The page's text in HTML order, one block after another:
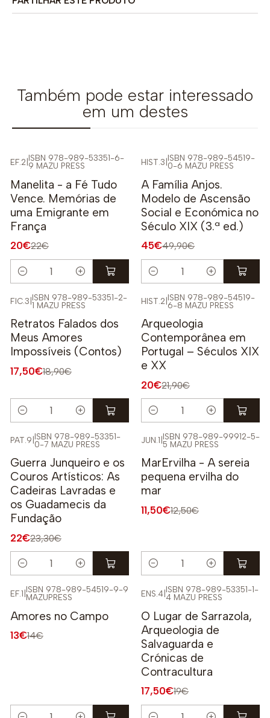
Também pode estar interessado
em um destes
EF.2 ISBN 978-989-53351-6-
9 MAZU PRESS
Manelita - a Fé Tudo
Vence. Memórias de
uma Emigrante em
França
20€22€
Quantidade
HIST.3 ISBN 978-989-54519-
0-6 MAZU PRESS
A Família Anjos.
Modelo de Ascensão
Social e Económica no
Século XIX (3.ª ed.)
45€49,90€
Quantidade
FIC.3 ISBN 978-989-53351-2-
1 MAZU PRESS
Retratos Falados dos
Meus Amores
Impossíveis (Contos)
17,50€18,90€
Quantidade
HIST.2 ISBN 978-989-54519-
6-8 MAZU PRESS
Arqueologia
Contemporânea em
Portugal – Séculos XIX
e XX
20€21,90€
Quantidade
PAT.9 ISBN 978-989-53351-
0-7 MAZU PRESS
Guerra Junqueiro e os
Couros Artísticos: As
Cadeiras Lavradas e
os Guadamecis da
Fundação
22€23,30€
Quantidade
JUN.1 ISBN 978-989-99912-5-
5 MAZU PRESS
MarErvilha - A sereia
pequena ervilha do
mar
11,50€12,50€
Quantidade
EF.1 ISBN 978-989-54519-9-9
MAZUPRESS
Amores no Campo
13€14€
ENS.4 ISBN 978-989-53351-1-
4 MAZU PRESS
O Lugar de Sarrazola,
Arqueologia de
Salvaguarda e
Crónicas de
Contracultura
17,50€19€